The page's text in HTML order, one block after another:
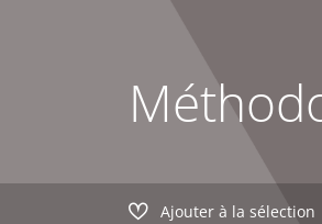
Ajouter à la sélection